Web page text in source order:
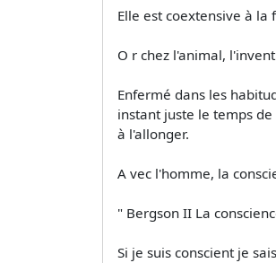
Elle est coextensive à
O r chez l'animal,
Enfermé dans les
instant juste le temps
à l'allonger.
A vec l'homme, la
" Bergson II La
Si je suis conscient je